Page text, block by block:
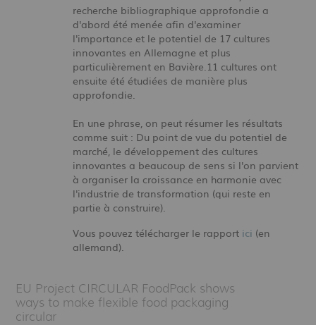
recherche bibliographique approfondie a
d'abord été menée afin d'examiner
l'importance et le potentiel de 17 cultures
innovantes en Allemagne et plus
particulièrement en Bavière.11 cultures ont
ensuite été étudiées de manière plus
approfondie.
En une phrase, on peut résumer les résultats
comme suit : Du point de vue du potentiel de
marché, le développement des cultures
innovantes a beaucoup de sens si l'on parvient
à organiser la croissance en harmonie avec
l'industrie de transformation (qui reste en
partie à construire).
Vous pouvez télécharger le rapport ici (en
allemand).
EU Project CIRCULAR FoodPack shows
ways to make flexible food packaging
circular